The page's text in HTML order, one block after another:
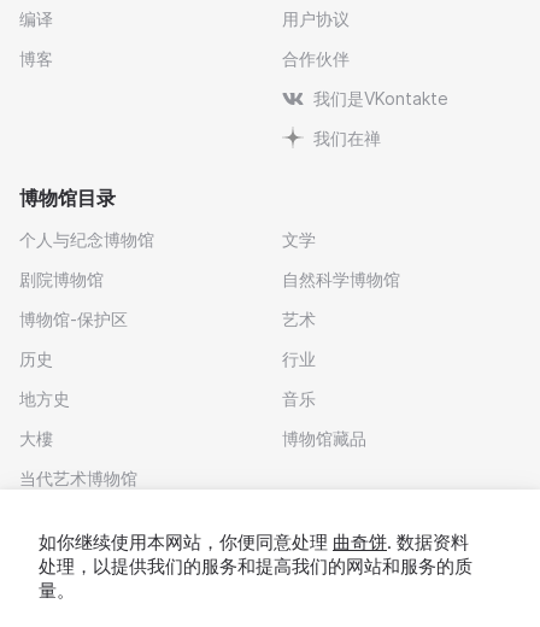
编译
博客
用户协议
合作伙伴
我们是VKontakte
我们在禅
博物馆目录
个人与纪念博物馆
剧院博物馆
博物馆-保护区
历史
地方史
大樓
当代艺术博物馆
文学
自然科学博物馆
艺术
行业
音乐
博物馆藏品
如你继续使用本网站，你便同意处理 曲奇饼. 数据资料
处理，以提供我们的服务和提高我们的网站和服务的质
量。